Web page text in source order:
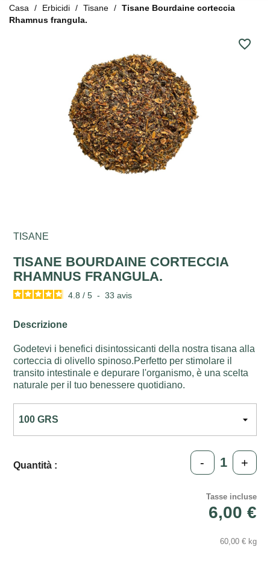
Casa Erbicidi Tisane
Tisane Bourdaine corteccia
Rhamnus frangula.
favorite_border
TISANE
TISANE BOURDAINE CORTECCIA
RHAMNUS FRANGULA.
4.8 / 5 - 33avis
Descrizione
Godetevi i benefici disintossicanti della nostra tisana alla
corteccia di olivello spinoso.Perfetto per stimolare il
transito intestinale e depurare l'organismo, è una scelta
naturale per il tuo benessere quotidiano.
Quantità : - +
Tasse incluse
6,00 €
60,00 € kg